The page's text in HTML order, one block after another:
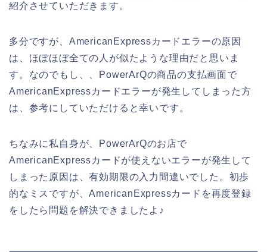
紹介させていただきます。
多分ですが、AmericanExpressカードエラーの原因
は、ほぼほぼ全ての人が似たような理由だと思いま
す。なのでもし、、PowerArQの商品の支払画面で
AmericanExpressカードエラーが発生してしまった方
は、参考にしていただけると幸いです。
ちなみに私自身が、PowerArQのお店で
AmericanExpressカードが使えないエラーが発生して
しまった原因は、有効期限の入力間違いでした。初歩
的なミスですが、AmericanExpressカードを再度登録
をしたら問題を解決できましたよ♪